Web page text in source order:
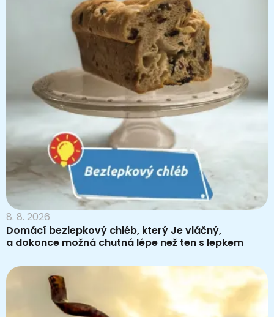
8. 8. 2026
Domácí bezlepkový chléb, který Je vláčný,
a dokonce možná chutná lépe než ten s lepkem